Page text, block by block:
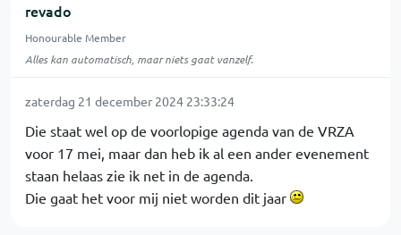
revado
Honourable Member
Alles kan automatisch, maar niets gaat vanzelf.
zaterdag 21 december 2024 23:33:24
Die staat wel op de voorlopige agenda van de VRZA
voor 17 mei, maar dan heb ik al een ander evenement
staan helaas zie ik net in de agenda.
Die gaat het voor mij niet worden dit jaar